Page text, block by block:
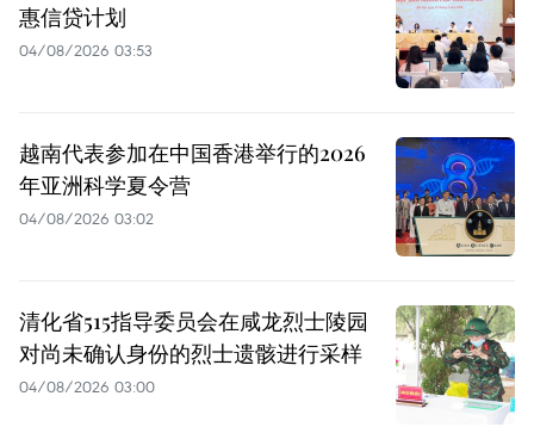
惠信贷计划
04/08/2026 03:53
越南代表参加在中国香港举行的2026
年亚洲科学夏令营
04/08/2026 03:02
清化省515指导委员会在咸龙烈士陵园
对尚未确认身份的烈士遗骸进行采样
04/08/2026 03:00